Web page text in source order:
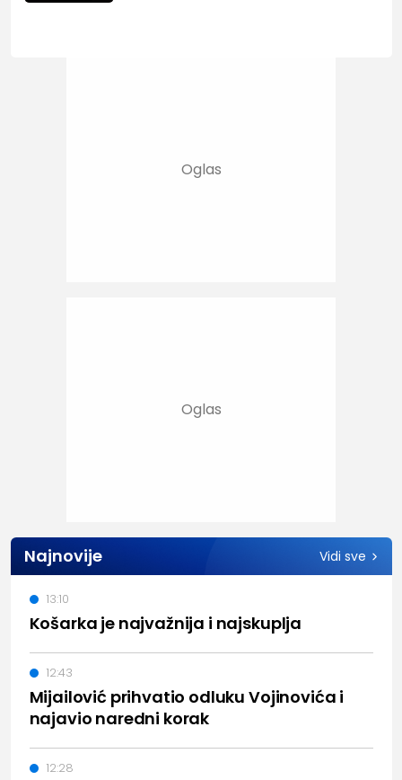
Najnovije Vidi sve
Košarka je najvažnija i najskuplja
13:10
Mijailović prihvatio odluku Vojinovića i
najavio naredni korak
12:43
12:28